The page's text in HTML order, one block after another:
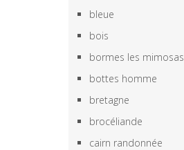
bleue
bois
bormes les mimosas
bottes homme
bretagne
brocéliande
cairn randonnée